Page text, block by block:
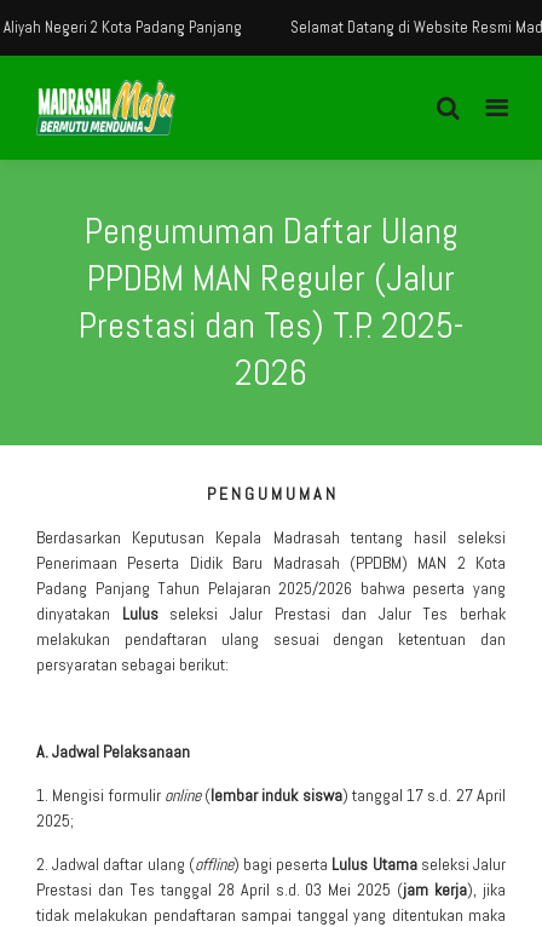
2 Kota Padang Panjang Selamat Datang di Website Resmi
Pengumuman Daftar Ulang
PPDBM MAN Reguler (Jalur
Prestasi dan Tes) T.P. 2025-
2026
P E N G U M U M A N
Berdasarkan Keputusan Kepala Madrasah tentang hasil seleksi
Penerimaan Peserta Didik Baru Madrasah (PPDBM) MAN 2 Kota
Padang Panjang Tahun Pelajaran 2025/2026 bahwa peserta yang
dinyatakan Lulus seleksi Jalur Prestasi dan Jalur Tes berhak
melakukan pendaftaran ulang sesuai dengan ketentuan dan
persyaratan sebagai berikut:
A. Jadwal Pelaksanaan
1. Mengisi formulir online(lembar induk siswa) tanggal 17 s.d. 27 April
2025;
2. Jadwal daftar ulang (offline) bagi peserta Lulus Utama seleksi Jalur
Prestasi dan Tes tanggal 28 April s.d. 03 Mei 2025 (jam kerja), jika
tidak melakukan pendaftaran sampai tanggal yang ditentukan maka